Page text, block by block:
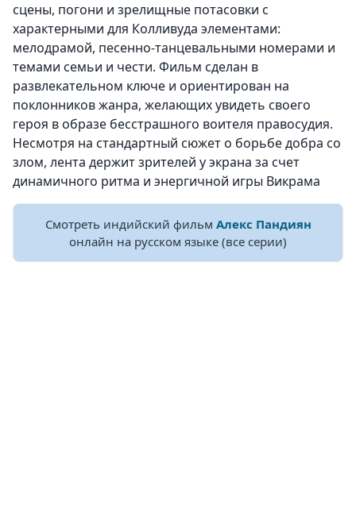
сцены, погони и зрелищные потасовки с
характерными для Колливуда элементами:
мелодрамой, песенно-танцевальными номерами и
темами семьи и чести. Фильм сделан в
развлекательном ключе и ориентирован на
поклонников жанра, желающих увидеть своего
героя в образе бесстрашного воителя правосудия.
Несмотря на стандартный сюжет о борьбе добра со
злом, лента держит зрителей у экрана за счет
динамичного ритма и энергичной игры Викрама
Смотреть индийский фильм Алекс Пандиян
онлайн на русском языке (все серии)